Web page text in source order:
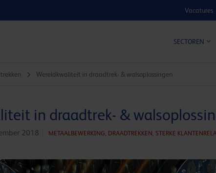
Vacatures
SECTOREN
Wereldkwaliteit in draadtrek- & walsoplossingen
in draadtrek- &
2018 METAALBEWERKING, DRAADTREKKEN, STERKE